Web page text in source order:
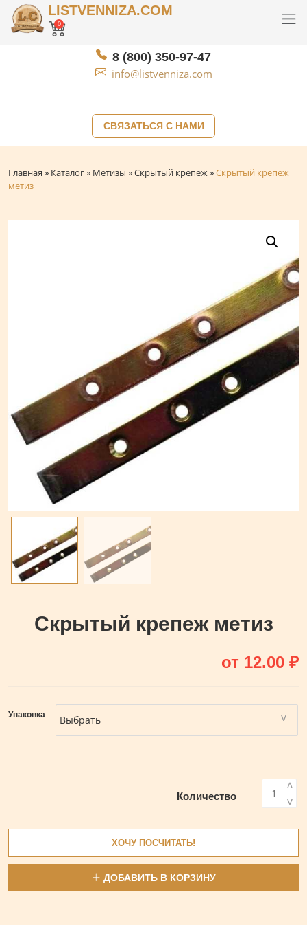
СВЯЗАТЬСЯ С НАМИ
LISTVENNIZA.COM
0
8 (800) 350-97-47
info@listvenniza.com
Главная » Каталог» Метизы »Скрытый крепеж»Скрытый крепеж
метиз
Скрытый крепеж метиз
от 12.00 ₽
Упаковка
Количество >
<
ХОЧУ ПОСЧИТАТЬ!
ДОБАВИТЬ В КОРЗИНУ